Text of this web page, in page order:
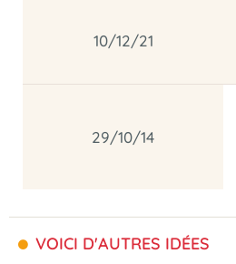
10/12/21
29/10/14
VOICI D'AUTRES IDÉES